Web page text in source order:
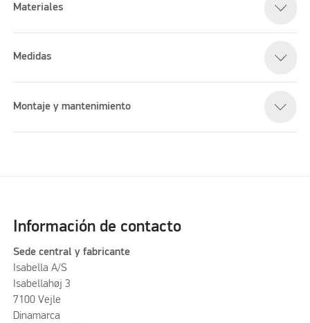
Materiales
Medidas
Montaje y mantenimiento
Información de contacto
Sede central y fabricante
Isabella A/S
Isabellahøj 3
7100 Vejle
Dinamarca